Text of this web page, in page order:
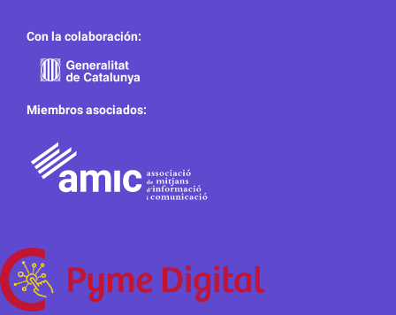
Con la colaboración:
Miembros asociados: